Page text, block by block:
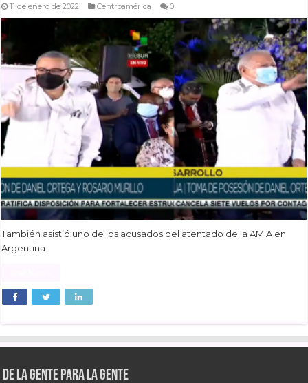
11 de enero de 2022 Centroamérica 0
También asistió uno de los acusados del atentado de la AMIA en
Argentina.
De la gente para la gente